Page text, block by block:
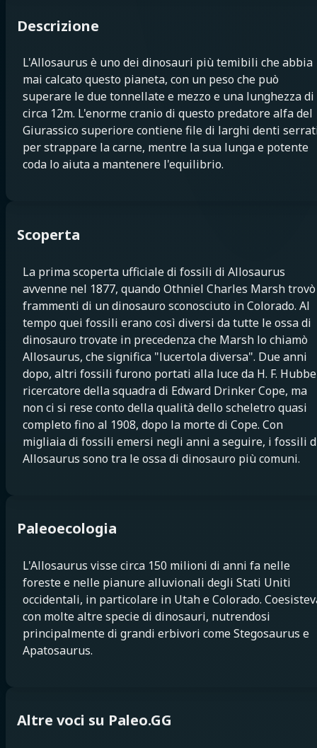
Descrizione
L'Allosaurus è uno dei dinosauri più temibili che abbia
mai calcato questo pianeta, con un peso che può
superare le due tonnellate e mezzo e una lunghezza di
circa 12m. L'enorme cranio di questo predatore alfa del
Giurassico superiore contiene file di larghi denti
per strappare la carne, mentre la sua lunga e potente
coda lo aiuta a mantenere l'equilibrio.
Scoperta
La prima scoperta ufficiale di fossili di Allosaurus
avvenne nel 1877, quando Othniel Charles Marsh trovò
frammenti di un dinosauro sconosciuto in Colorado. Al
tempo quei fossili erano così diversi da tutte le ossa di
dinosauro trovate in precedenza che Marsh lo chiamò
Allosaurus, che significa "lucertola diversa". Due anni
dopo, altri fossili furono portati alla luce da H. F.
ricercatore della squadra di Edward Drinker Cope, ma
non ci si rese conto della qualità dello scheletro quasi
completo fino al 1908, dopo la morte di Cope. Con
migliaia di fossili emersi negli anni a seguire, i fossili
Allosaurus sono tra le ossa di dinosauro più comuni.
Paleoecologia
L'Allosaurus visse circa 150 milioni di anni fa nelle
foreste e nelle pianure alluvionali degli Stati Uniti
occidentali, in particolare in Utah e Colorado.
con molte altre specie di dinosauri, nutrendosi
principalmente di grandi erbivori come Stegosaurus e
Apatosaurus.
Altre voci su Paleo.GG